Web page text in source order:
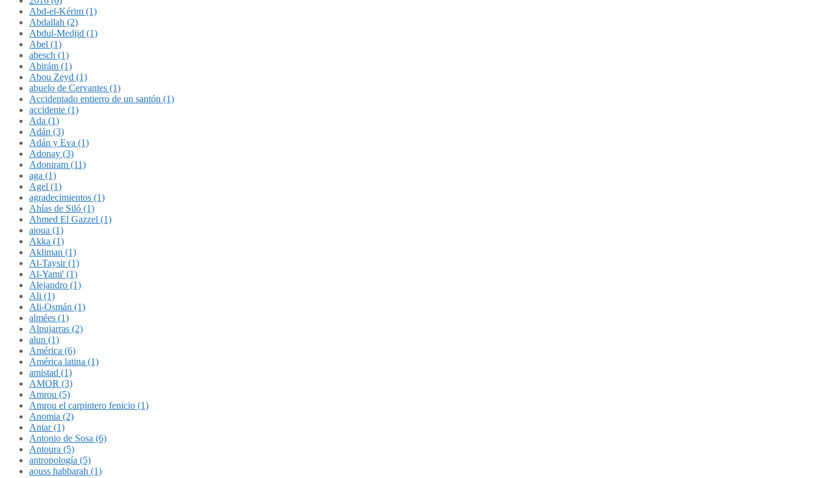
Abd-el-Kérim (1)
Abdallah (2)
Abdul-Medjid (1)
Abel (1)
abesch (1)
Abirám (1)
Abou Zeyd (1)
abuelo de Cervantes (1)
Accidentado entierro de un santón (1)
accidente (1)
Ada (1)
Adán (3)
Adán y Eva (1)
Adonay (3)
Adoniram (11)
aga (1)
Agel (1)
agradecimientos (1)
Ahías de Siló (1)
Ahmed El Gazzel (1)
aioua (1)
Akka (1)
Akliman (1)
Al-Taysir (1)
Al-Yami' (1)
Alejandro (1)
Ali (1)
Ali-Osmán (1)
almées (1)
Alpujarras (2)
alun (1)
América (6)
América latina (1)
amistad (1)
AMOR (3)
Amrou (5)
Amrou el carpintero fenicio (1)
Anomia (2)
Antar (1)
Antonio de Sosa (6)
Antoura (5)
antropología (5)
aouss habbarah (1)